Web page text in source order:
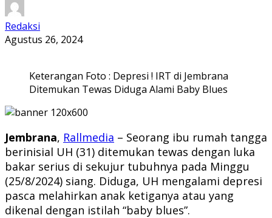
Redaksi
Agustus 26, 2024
Keterangan Foto : Depresi ! IRT di Jembrana
Ditemukan Tewas Diduga Alami Baby Blues
Jembrana, Rallmedia – Seorang ibu rumah tangga
berinisial UH (31) ditemukan tewas dengan luka
bakar serius di sekujur tubuhnya pada Minggu
(25/8/2024) siang. Diduga, UH mengalami depresi
pasca melahirkan anak ketiganya atau yang
dikenal dengan istilah “baby blues”.